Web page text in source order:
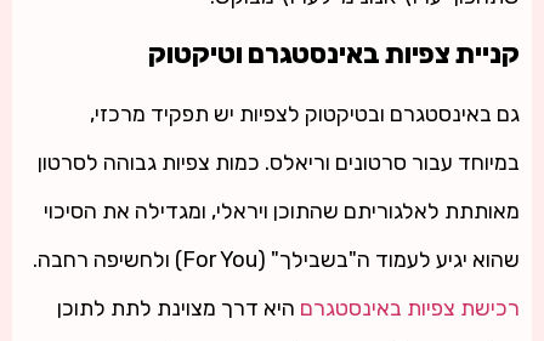
קניית צפיות באינסטגרם וטיקטוק
גם באינסטגרם ובטיקטוק לצפיות יש תפקיד מרכזי,
במיוחד עבור סרטונים וריאלס. כמות צפיות גבוהה לסרטון
מאותתת לאלגוריתם שהתוכן ויראלי, ומגדילה את הסיכוי
שהוא יגיע לעמוד ה"בשבילך" (For You) ולחשיפה רחבה.
רכישת צפיות באינסטגרם היא דרך מצוינת לתת לתוכן